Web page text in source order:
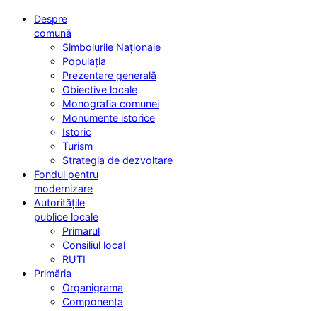
Despre
comună
Simbolurile Naționale
Populația
Prezentare generală
Obiective locale
Monografia comunei
Monumente istorice
Istoric
Turism
Strategia de dezvoltare
Fondul pentru
modernizare
Autoritățile
publice locale
Primarul
Consiliul local
RUTI
Primăria
Organigrama
Componența